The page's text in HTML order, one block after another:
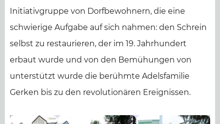
Initiativgruppe von Dorfbewohnern, die eine
schwierige Aufgabe auf sich nahmen: den Schrein
selbst zu restaurieren, der im 19. Jahrhundert
erbaut wurde und von den Bemühungen von
unterstützt wurde die berühmte Adelsfamilie
Gerken bis zu den revolutionären Ereignissen.